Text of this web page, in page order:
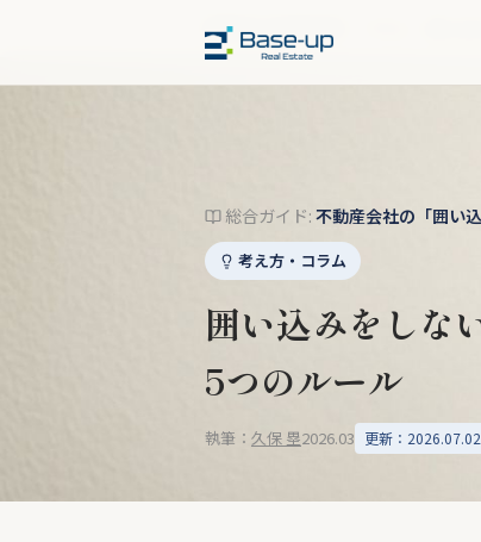
福岡市の不動産売却
総合ガイド: 不動産会社の「囲い
考え方・コラム
囲い込みをしな
5つのルール
執筆： 久保 塁2026.03 更新：2026.07.02